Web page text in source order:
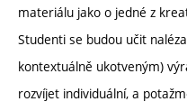
materiálu jako o jedné z
Studenti se budou učit
kontextuálně ukotveným)
rozvíjet individuální, a